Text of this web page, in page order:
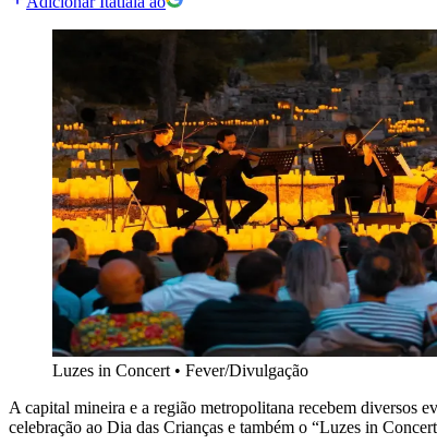
Luzes in Concert • Fever/Divulgação
A capital mineira e a região metropolitana recebem diversos
celebração ao Dia das Crianças e também o “Luzes in